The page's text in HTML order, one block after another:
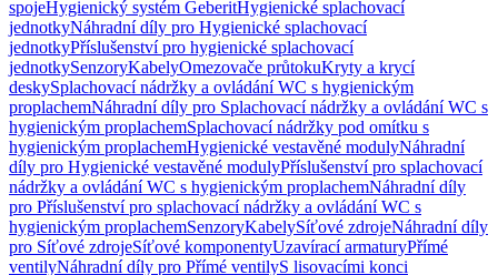
spojeHygienický systém GeberitHygienické splachovací
jednotkyNáhradní díly pro Hygienické splachovací
jednotkyPříslušenství pro hygienické splachovací
jednotkySenzoryKabelyOmezovače průtokuKryty a krycí
deskySplachovací nádržky a ovládání WC s hygienickým
proplachemNáhradní díly pro Splachovací nádržky a ovládání WC s
hygienickým proplachemSplachovací nádržky pod omítku s
hygienickým proplachemHygienické vestavěné modulyNáhradní
díly pro Hygienické vestavěné modulyPříslušenství pro splachovací
nádržky a ovládání WC s hygienickým proplachemNáhradní díly
pro Příslušenství pro splachovací nádržky a ovládání WC s
hygienickým proplachemSenzoryKabelySíťové zdrojeNáhradní díly
pro Síťové zdrojeSíťové komponentyUzavírací armaturyPřímé
ventilyNáhradní díly pro Přímé ventilyS lisovacími konci